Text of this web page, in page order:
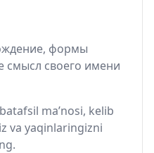
формы
смысл своего имени
ma’nosi, kelib
va yaqinlaringizni